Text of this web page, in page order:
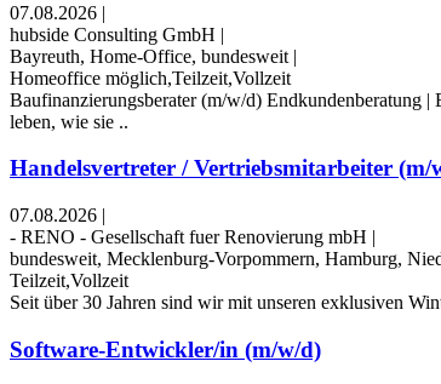
07.08.2026 |
hubside Consulting GmbH |
Bayreuth, Home-Office, bundesweit |
Homeoffice möglich,Teilzeit,Vollzeit
Baufinanzierungsberater (m/w/d) Endkundenberatung
leben, wie sie ..
Handelsvertreter / Vertriebsmitarbeiter (m/
07.08.2026 |
- RENO - Gesellschaft fuer Renovierung mbH |
bundesweit, Mecklenburg-Vorpommern, Hamburg,
Teilzeit,Vollzeit
Seit über 30 Jahren sind wir mit unseren exklusiven
Software-Entwickler/in (m/w/d)